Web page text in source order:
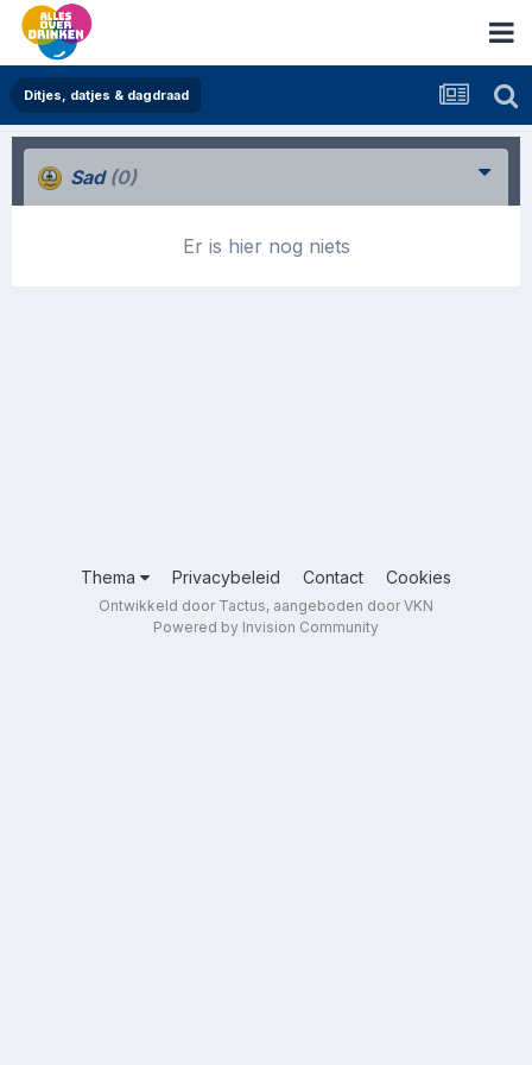
Ditjes, datjes & dagdraad
Sad (0)
Er is hier nog niets
Thema Privacybeleid Contact Cookies
Ontwikkeld door Tactus, aangeboden door VKN
Powered by Invision Community